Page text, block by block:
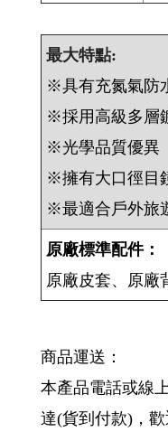
最大特點:
※具有充氮氣防
※採用高級多層
※光學品質優異
※擁有大口徑目
※最適合戶外旅
原廠標準配件：
原廠皮套、原廠
商品運送：
本產品電話或線
達(貨到付款)，歡